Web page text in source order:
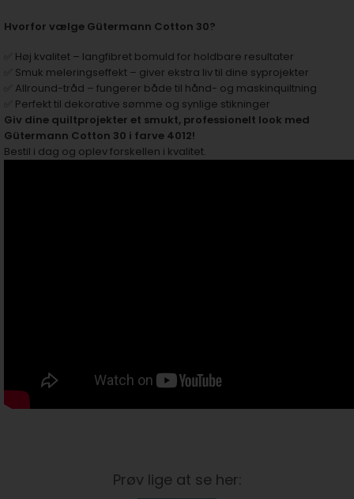
Hvorfor vælge Gütermann Cotton 30?
✅ Høj kvalitet – langfibret bomuld for holdbare resultater
✅ Smuk meleringseffekt – giver ekstra liv til dine syprojekter
✅ Allround-tråd – fungerer både til hånd- og maskinquiltning
✅ Perfekt til dekorative sømme og synlige stikninger
Giv dine quiltprojekter et smukt, professionelt look med
Gütermann Cotton 30 i farve 4012!
Bestil i dag og oplev forskellen i kvalitet.
Prøv lige at se her: